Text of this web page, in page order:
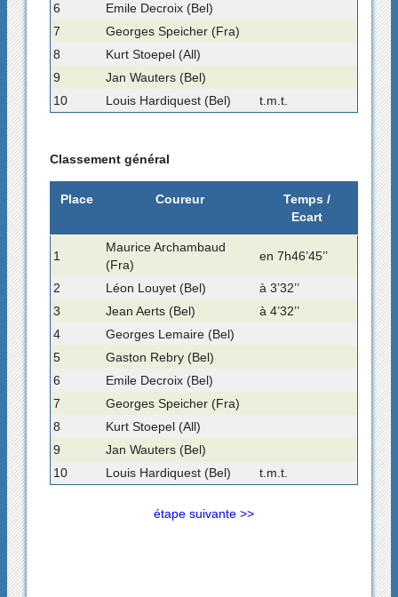
6
Emile Decroix (Bel)
7
Georges Speicher (Fra)
8
Kurt Stoepel (All)
9
Jan Wauters (Bel)
10
Louis Hardiquest (Bel) t.m.t.
Classement général
Place Coureur
Temps /
Ecart
1
Maurice Archambaud
(Fra)
en 7h46’45’’
2 Léon Louyet (Bel)
à 3’32’’
3
Jean Aerts (Bel)
à 4’32’’
4
Georges Lemaire (Bel)
5
Gaston Rebry (Bel)
6
Emile Decroix (Bel)
7
Georges Speicher (Fra)
8
Kurt Stoepel (All)
9
Jan Wauters (Bel)
10
Louis Hardiquest (Bel) t.m.t.
étape suivante >>